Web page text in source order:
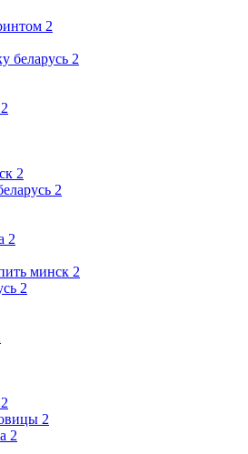
2
беларусь 2
2
2
2
2
минск 2
2
2
2
2